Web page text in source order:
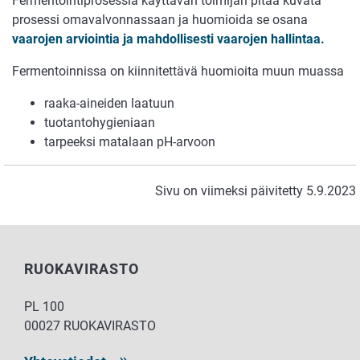
prosessi omavalvonnassaan ja huomioida se osana
vaarojen arviointia ja mahdollisesti vaarojen hallintaa.
Fermentoinnissa on kiinnitettävä huomioita muun muassa
raaka-aineiden laatuun
tuotantohygieniaan
tarpeeksi matalaan pH-arvoon
Sivu on viimeksi päivitetty 5.9.2023
RUOKAVIRASTO
PL 100
00027 RUOKAVIRASTO